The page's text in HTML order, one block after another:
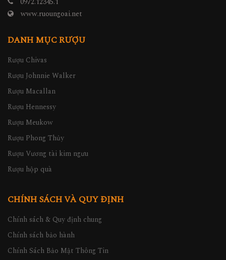
www.ruoungoai.net
DANH MỤC RƯỢU
Rượu Chivas
Rượu Johnnie Walker
Rượu Macallan
Rượu Hennessy
Rượu Meukow
Rượu Phong Thủy
Rượu Vương tài kim ngưu
Rượu hộp quà
CHÍNH SÁCH VÀ QUY ĐỊNH
Chính sách & Quy định chung
Chính sách bảo hành
Chính Sách Bảo Mật Thông Tin